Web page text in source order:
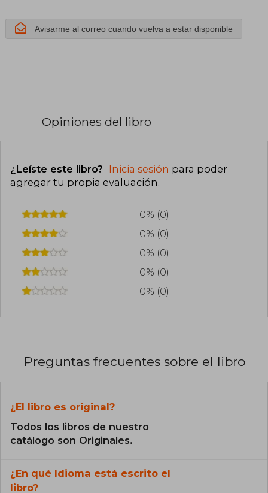
Avisarme al correo cuando vuelva a estar disponible
Opiniones del libro
¿Leíste este libro? Inicia sesión para poder
agregar tu propia evaluación.
0% (0)
0% (0)
0% (0)
0% (0)
0% (0)
Preguntas frecuentes sobre el libro
¿El libro es original?
Todos los libros de nuestro
catálogo son Originales.
¿En qué Idioma está escrito el
libro?